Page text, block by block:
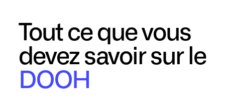
Tout ce que vous
devez savoir sur le
DOOH